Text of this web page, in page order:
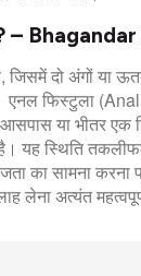
–
जिसमें दो अंगों या
एनल फिस्टुला
या भीतर एक
यह स्थिति
का सामना
लेना अत्यंत